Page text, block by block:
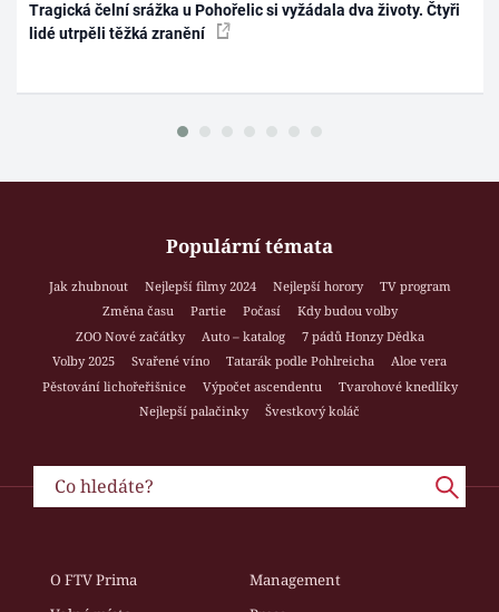
Tragická čelní srážka u Pohořelic si vyžádala dva životy. Čtyři
lidé utrpěli těžká zranění
Populární témata
Jak zhubnout Nejlepší filmy 2024 Nejlepší horory
TV program
Změna času
Partie Počasí
Kdy budou volby
ZOO Nové začátky
Auto – katalog
7 pádů Honzy Dědka
Volby 2025
Svařené víno Tatarák podle Pohlreicha
Aloe vera
Pěstování lichořeřišnice
Výpočet ascendentu
Tvarohové knedlíky
Nejlepší palačinky
Švestkový koláč
O FTV Prima
Management